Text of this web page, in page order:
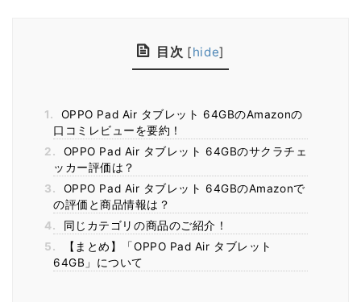
目次 [hide]
1.
OPPO Pad Air タブレット 64GBのAmazonの
口コミレビューを要約！
2.
OPPO Pad Air タブレット 64GBのサクラチェ
ッカー評価は？
3.
OPPO Pad Air タブレット 64GBのAmazonで
の評価と商品情報は？
4.
同じカテゴリの商品のご紹介！
5.
【まとめ】「OPPO Pad Air タブレット
64GB」について